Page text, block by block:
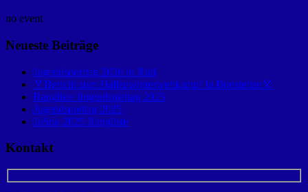
no event
Neueste Beiträge
Jugendsporttag 2026 in Rüti
🏅Bericht zum Hallenwinterwettkampf in Bonstetten🏅
Rangliste Jugendspieltag 2025
Jugendspieltag 2025
JuSpo 2025 Rangliste
Kontakt